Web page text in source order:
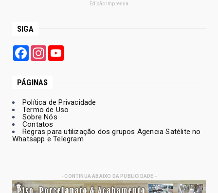
Edição Impressa
SIGA
FacebookInstagram
PÁGINAS
Política de Privacidade
Termo de Uso
Sobre Nós
Contatos
Regras para utilização dos grupos Agencia Satélite no
Whatsapp e Telegram
- CONTINUA ABAIXO DA PUBLICIDADE -